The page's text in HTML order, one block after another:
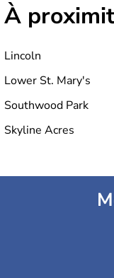
À
Lincoln
Lower St. Mary's
Southwood Park
Skyline Acres